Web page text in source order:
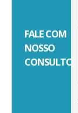
FALE COM
NOSSO
CONSULTOR